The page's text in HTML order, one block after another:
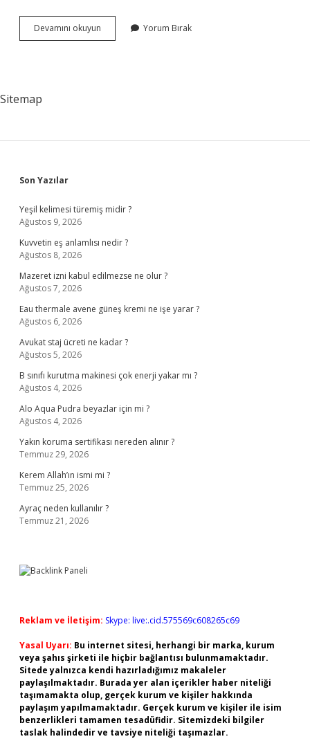
Devamını okuyun
Kozmetik
Yorum Bırak
Sitemap
Sidebar
Son Yazılar
Yeşil kelimesi türemiş midir ?
Ağustos 9, 2026
Kuvvetin eş anlamlısı nedir ?
Ağustos 8, 2026
Mazeret izni kabul edilmezse ne olur ?
Ağustos 7, 2026
Eau thermale avene güneş kremi ne işe yarar ?
Ağustos 6, 2026
Avukat staj ücreti ne kadar ?
Ağustos 5, 2026
B sınıfı kurutma makinesi çok enerji yakar mı ?
Ağustos 4, 2026
Alo Aqua Pudra beyazlar için mi ?
Ağustos 4, 2026
Yakın koruma sertifikası nereden alınır ?
Temmuz 29, 2026
Kerem Allah’ın ismi mi ?
Temmuz 25, 2026
Ayraç neden kullanılır ?
Temmuz 21, 2026
Reklam ve İletişim: Skype: live:.cid.575569c608265c69
Yasal Uyarı: Bu internet sitesi, herhangi bir marka, kurum
veya şahıs şirketi ile hiçbir bağlantısı bulunmamaktadır.
Sitede yalnızca kendi hazırladığımız makaleler
paylaşılmaktadır. Burada yer alan içerikler haber niteliği
taşımamakta olup, gerçek kurum ve kişiler hakkında
paylaşım yapılmamaktadır. Gerçek kurum ve kişiler ile isim
benzerlikleri tamamen tesadüfidir. Sitemizdeki bilgiler
taslak halindedir ve tavsiye niteliği taşımazlar.